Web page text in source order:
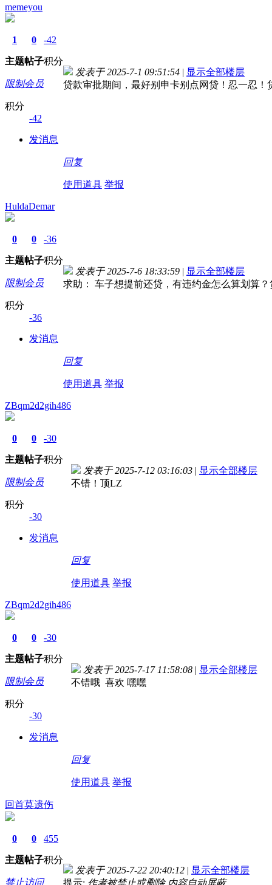
memeyou
1
主题
0
帖子
-42
积分
限制会员
积分
-42
发消息
发表于 2025-7-1 09:51:54 | 显示全部楼层
贷款审批期间，最好别申卡别点网贷！忍一忍！
回复
使用道具 举报
HuldaDemar
0
主题
0
帖子
-36
积分
限制会员
积分
-36
发消息
发表于 2025-7-6 18:33:59 | 显示全部楼层
求助： 车子想提前还贷，有违约金怎么算划算
回复
使用道具 举报
ZBqm2d2gih486
0
主题
0
帖子
-30
积分
限制会员
积分
-30
发消息
发表于 2025-7-12 03:16:03 | 显示全部楼层
不错！顶LZ
回复
使用道具 举报
ZBqm2d2gih486
0
主题
0
帖子
-30
积分
限制会员
积分
-30
发消息
发表于 2025-7-17 11:58:08 | 显示全部楼层
不错哦 喜欢 嘿嘿
回复
使用道具 举报
回首莫遗伤
0
主题
0
帖子
455
积分
禁止访问
发表于 2025-7-22 20:40:12 | 显示全部楼层
提示: 作者被禁止或删除 内容自动屏蔽